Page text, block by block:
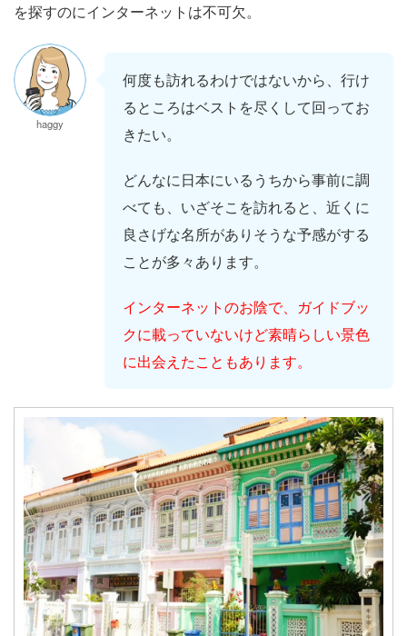
を探すのにインターネットは不可欠。
haggy
何度も訪れるわけではないから、行け
るところはベストを尽くして回ってお
きたい。
どんなに日本にいるうちから事前に調
べても、いざそこを訪れると、近くに
良さげな名所がありそうな予感がする
ことが多々あります。
インターネットのお陰で、ガイドブッ
クに載っていないけど素晴らしい景色
に出会えたこともあります。